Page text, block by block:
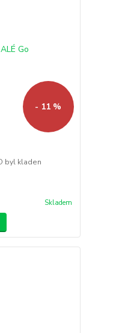
- 11 %
byl kladen
Skladem